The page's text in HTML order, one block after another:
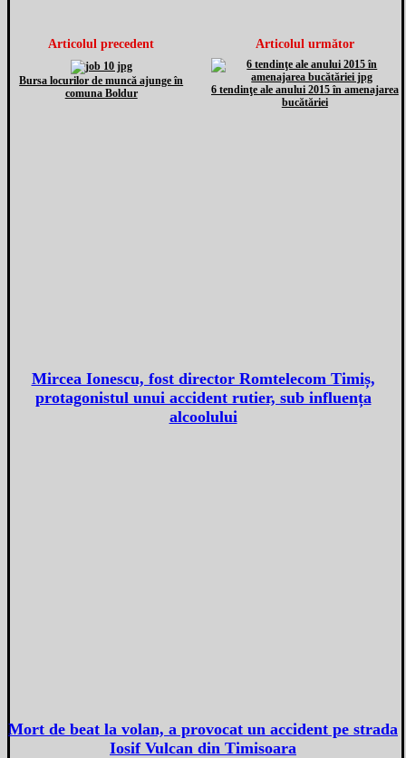
Articolul precedent
Bursa locurilor de muncă ajunge în
comuna Boldur
Articolul următor
6 tendinţe ale anului 2015 în amenajarea
bucătăriei
Mircea Ionescu, fost director Romtelecom Timiș,
protagonistul unui accident rutier, sub influența
alcoolului
Mort de beat la volan, a provocat un accident pe strada
Iosif Vulcan din Timisoara